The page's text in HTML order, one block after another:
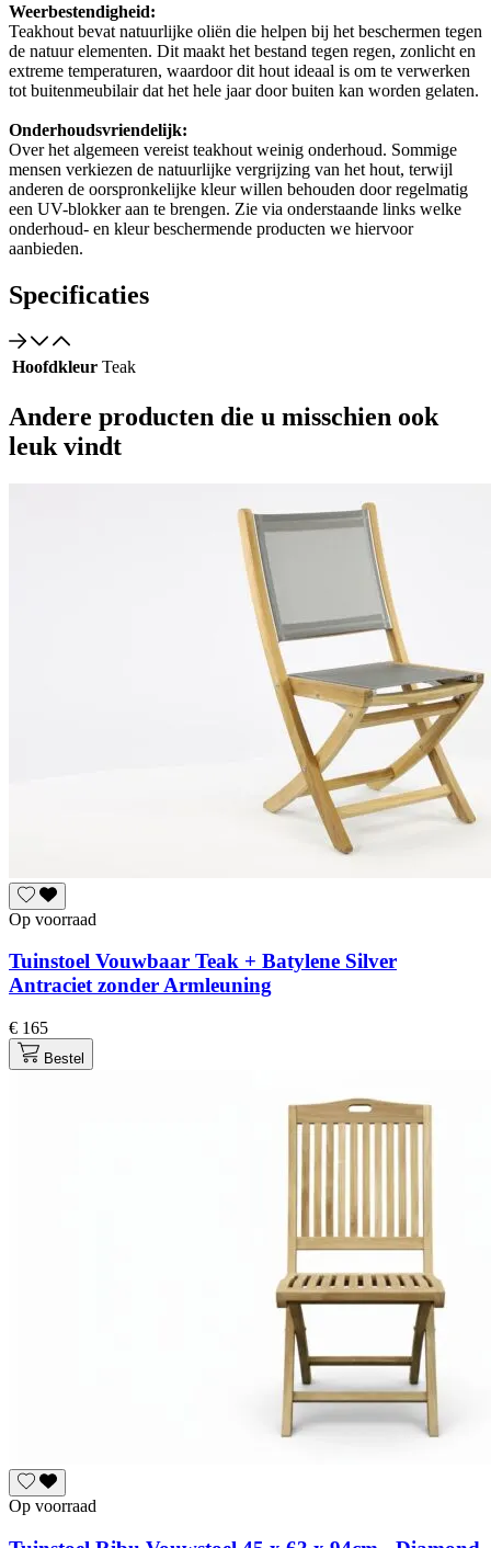
Weerbestendigheid:
Teakhout bevat natuurlijke oliën die helpen bij het beschermen tegen
de natuur elementen. Dit maakt het bestand tegen regen, zonlicht en
extreme temperaturen, waardoor dit hout ideaal is om te verwerken
tot buitenmeubilair dat het hele jaar door buiten kan worden gelaten.
Onderhoudsvriendelijk:
Over het algemeen vereist teakhout weinig onderhoud. Sommige
mensen verkiezen de natuurlijke vergrijzing van het hout, terwijl
anderen de oorspronkelijke kleur willen behouden door regelmatig
een UV-blokker aan te brengen. Zie via onderstaande links welke
onderhoud- en kleur beschermende producten we hiervoor
aanbieden.
Specificaties
Hoofdkleur Teak
Andere producten die u misschien ook
leuk vindt
Op voorraad
Tuinstoel Vouwbaar Teak + Batylene Silver
Antraciet zonder Armleuning
€ 165
Bestel
Op voorraad